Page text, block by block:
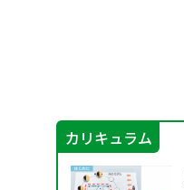
カリキュラム